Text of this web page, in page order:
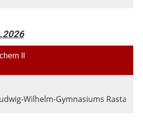
II
Wilhelm-Gymnasiums Rastatt,